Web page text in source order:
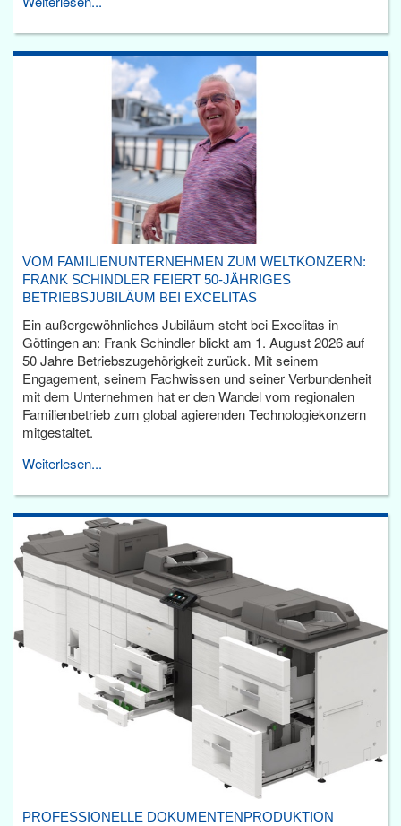
VOM FAMILIENUNTERNEHMEN ZUM WELTKONZERN:
FRANK SCHINDLER FEIERT 50-JÄHRIGES
BETRIEBSJUBILÄUM BEI EXCELITAS
Ein außergewöhnliches Jubiläum steht bei Excelitas in
Göttingen an: Frank Schindler blickt am 1. August 2026 auf
50 Jahre Betriebszugehörigkeit zurück. Mit seinem
Engagement, seinem Fachwissen und seiner Verbundenheit
mit dem Unternehmen hat er den Wandel vom regionalen
Familienbetrieb zum global agierenden Technologiekonzern
mitgestaltet.
Weiterlesen...
PROFESSIONELLE DOKUMENTENPRODUKTION